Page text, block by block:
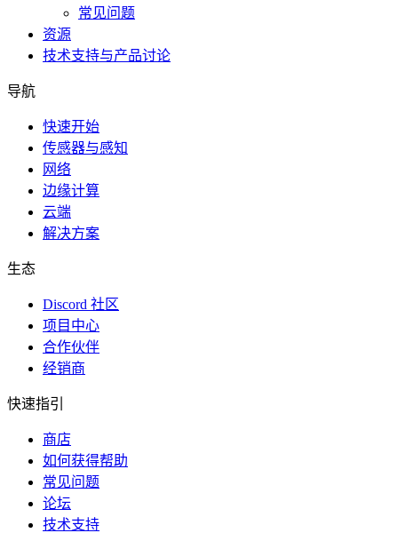
常见问题
资源
技术支持与产品讨论
导航
快速开始
传感器与感知
网络
边缘计算
云端
解决方案
生态
Discord 社区
项目中心
合作伙伴
经销商
快速指引
商店
如何获得帮助
常见问题
论坛
技术支持